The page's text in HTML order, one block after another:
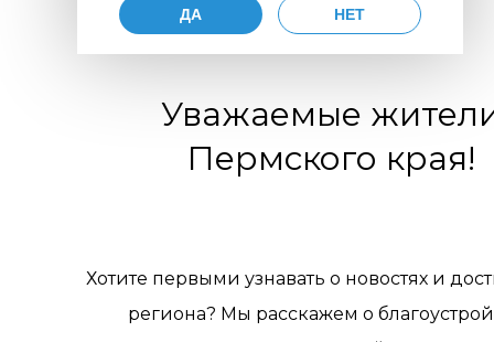
ДА НЕТ
Уважаемые
Пермского края!
Хотите первыми узнавать о новостях и
региона? Мы расскажем о
Нажимая
по
Цели
1.